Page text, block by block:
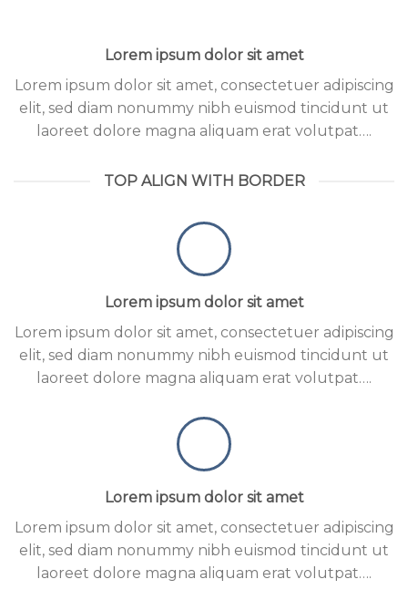
Lorem ipsum dolor sit amet
Lorem ipsum dolor sit amet, consectetuer adipiscing
elit, sed diam nonummy nibh euismod tincidunt ut
laoreet dolore magna aliquam erat volutpat….
TOP ALIGN WITH BORDER
Lorem ipsum dolor sit amet
Lorem ipsum dolor sit amet, consectetuer adipiscing
elit, sed diam nonummy nibh euismod tincidunt ut
laoreet dolore magna aliquam erat volutpat….
Lorem ipsum dolor sit amet
Lorem ipsum dolor sit amet, consectetuer adipiscing
elit, sed diam nonummy nibh euismod tincidunt ut
laoreet dolore magna aliquam erat volutpat….